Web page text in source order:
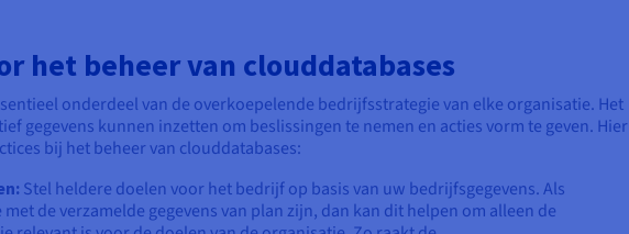
het beheer van clouddatabases
onderdeel van de overkoepelende bedrijfsstrategie van elke organisatie. Het
gegevens kunnen inzetten om beslissingen te nemen en acties vorm te geven. Hier
bij het beheer van clouddatabases:
Stel heldere doelen voor het bedrijf op basis van uw bedrijfsgegevens. Als
de verzamelde gegevens van plan zijn, dan kan dit helpen om alleen de